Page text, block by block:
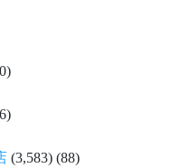
(3,583) (88)